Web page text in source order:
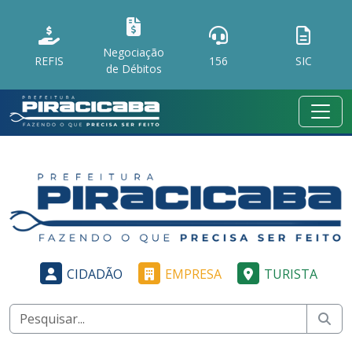
REFIS
Negociação
de Débitos
156 SIC
CIDADÃO EMPRESA TURISTA